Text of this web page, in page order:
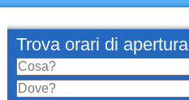
Trova orari di apertura